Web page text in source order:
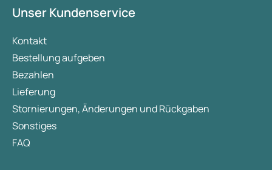
Unser Kundenservice
Kontakt
Bestellung aufgeben
Bezahlen
Lieferung
Stornierungen, Änderungen und Rückgaben
Sonstiges
FAQ